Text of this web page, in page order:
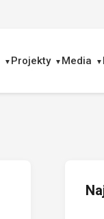
Projekty Media